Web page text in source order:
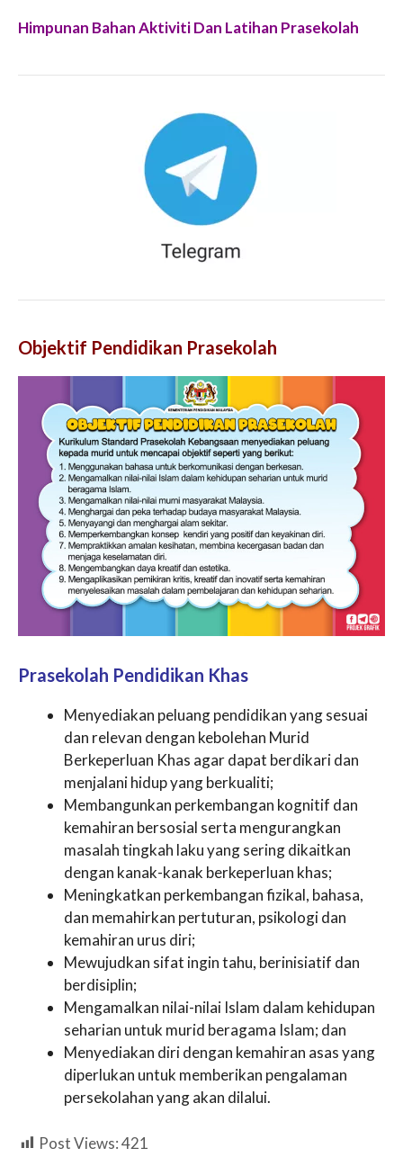
Himpunan Bahan Aktiviti Dan Latihan Prasekolah
Objektif Pendidikan Prasekolah
Prasekolah Pendidikan Khas
Menyediakan peluang pendidikan yang sesuai
dan relevan dengan kebolehan Murid
Berkeperluan Khas agar dapat berdikari dan
menjalani hidup yang berkualiti;
Membangunkan perkembangan kognitif dan
kemahiran bersosial serta mengurangkan
masalah tingkah laku yang sering dikaitkan
dengan kanak-kanak berkeperluan khas;
Meningkatkan perkembangan fizikal, bahasa,
dan memahirkan pertuturan, psikologi dan
kemahiran urus diri;
Mewujudkan sifat ingin tahu, berinisiatif dan
berdisiplin;
Mengamalkan nilai-nilai Islam dalam kehidupan
seharian untuk murid beragama Islam; dan
Menyediakan diri dengan kemahiran asas yang
diperlukan untuk memberikan pengalaman
persekolahan yang akan dilalui.
Post Views:421